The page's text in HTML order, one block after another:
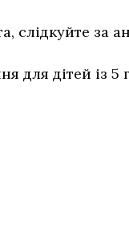
слідкуйте за
для дітей із 5